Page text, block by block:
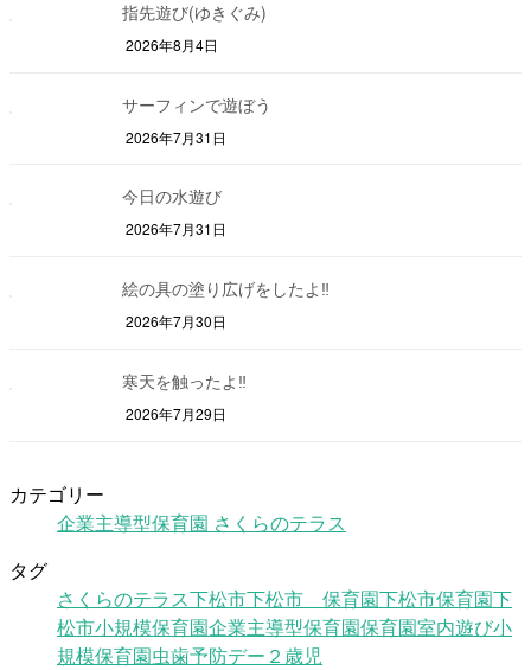
指先遊び(ゆきぐみ)
2026年8月4日
サーフィンで遊ぼう
2026年7月31日
今日の水遊び
2026年7月31日
絵の具の塗り広げをしたよ‼
2026年7月30日
寒天を触ったよ‼
2026年7月29日
カテゴリー
企業主導型保育園 さくらのテラス
タグ
さくらのテラス下松市下松市 保育園下松市保育園下
松市小規模保育園企業主導型保育園保育園室内遊び小
規模保育園虫歯予防デー ２歳児